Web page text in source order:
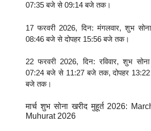
07:35 बजे से 09:14 बजे तक।
17 फरवरी 2026, दिन: मंगलवार, शुभ
08:46 बजे से दोपहर 15:56 बजे तक।
22 फरवरी 2026, दिन: रविवार, शुभ
07:24 बजे से 11:27 बजे तक, दोपहर
बजे तक।
मार्च शुभ सोना खरीद मुहूर्त 2026:
Muhurat 2026